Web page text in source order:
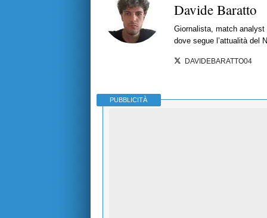
Davide Baratto
Giornalista, match
dove segue l’attualità del
DAVIDEBARATTO04
PUBBLICITÀ